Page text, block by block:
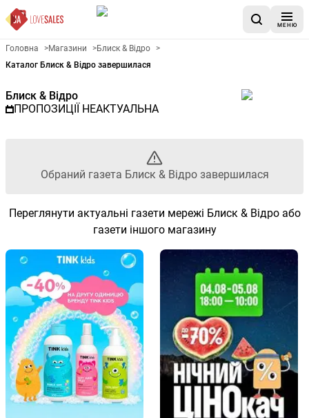
МЕНЮ
Рекламна газета Блиск &
Головна >Магазини >Блиск & Відро >
Каталог Блиск & Відро завершилася
Блиск & Відро
ПРОПОЗИЦІЇ НЕАКТУАЛЬНА
Обраний газета Блиск & Відро завершилася
Переглянути актуальні газети мережі Блиск & Відро або
газети іншого магазину